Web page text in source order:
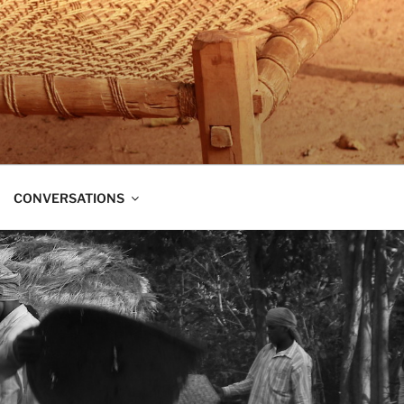
dans trois directions à la fois :
CONVERSATIONS